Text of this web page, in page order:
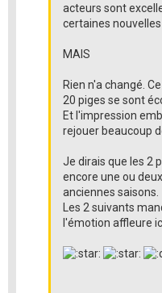
acteurs sont
certaines
MAIS
Rien n'a changé.
20 piges se sont
Et l'impression
rejouer beaucoup
Je dirais que les 2
encore une ou
anciennes saisons.
Les 2 suivants
l'émotion affleure